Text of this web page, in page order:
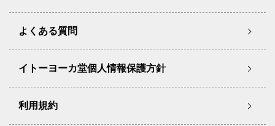
よくある質問
イトーヨーカ堂個人情報保護方針
利用規約